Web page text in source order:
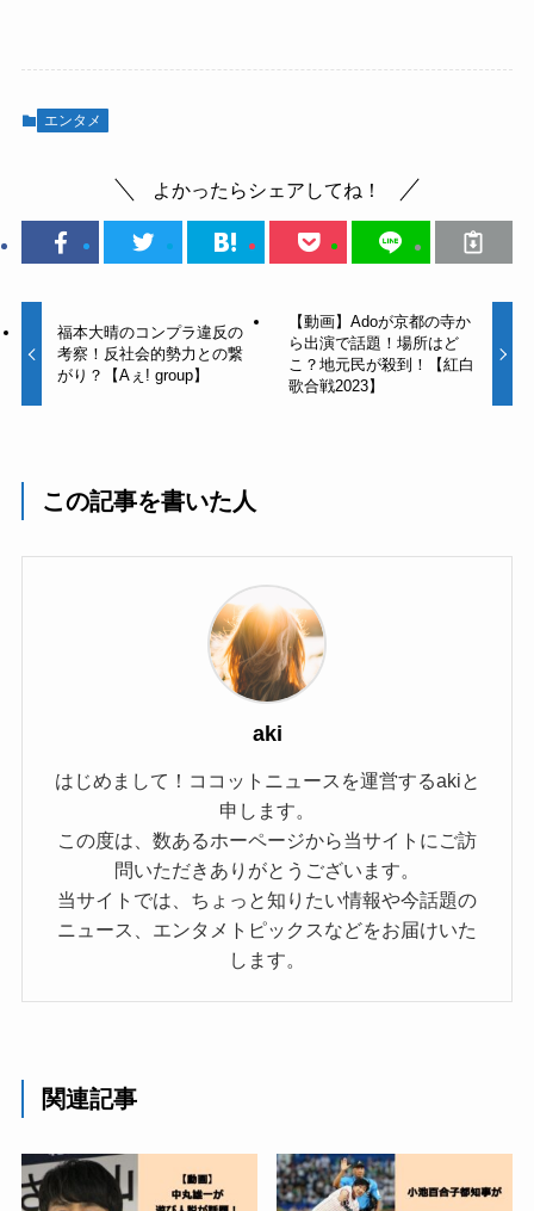
エンタメ
よかったらシェアしてね！
福本大晴のコンプラ違反の
考察！反社会的勢力との繋
がり？【Aぇ! group】
【動画】Adoが京都の寺か
ら出演で話題！場所はど
こ？地元民が殺到！【紅白
歌合戦2023】
この記事を書いた人
aki
はじめまして！ココットニュースを運営するakiと
申します。
この度は、数あるホーページから当サイトにご訪
問いただきありがとうございます。
当サイトでは、ちょっと知りたい情報や今話題の
ニュース、エンタメトピックスなどをお届けいた
します。
関連記事